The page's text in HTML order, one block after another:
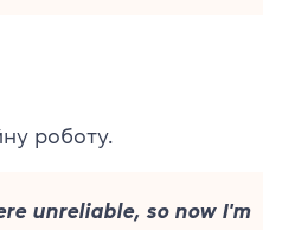
роботу.
unreliable, so now I'm